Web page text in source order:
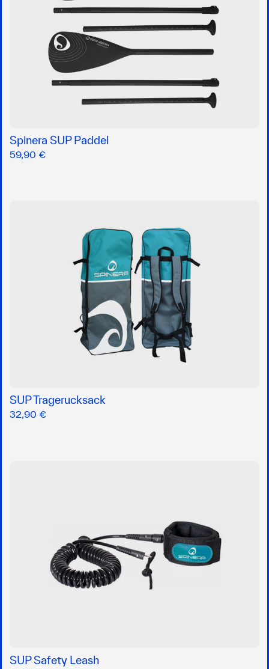
Spinera SUP Paddel
59,90 €
SUP Tragerucksack
32,90 €
SUP Safety Leash